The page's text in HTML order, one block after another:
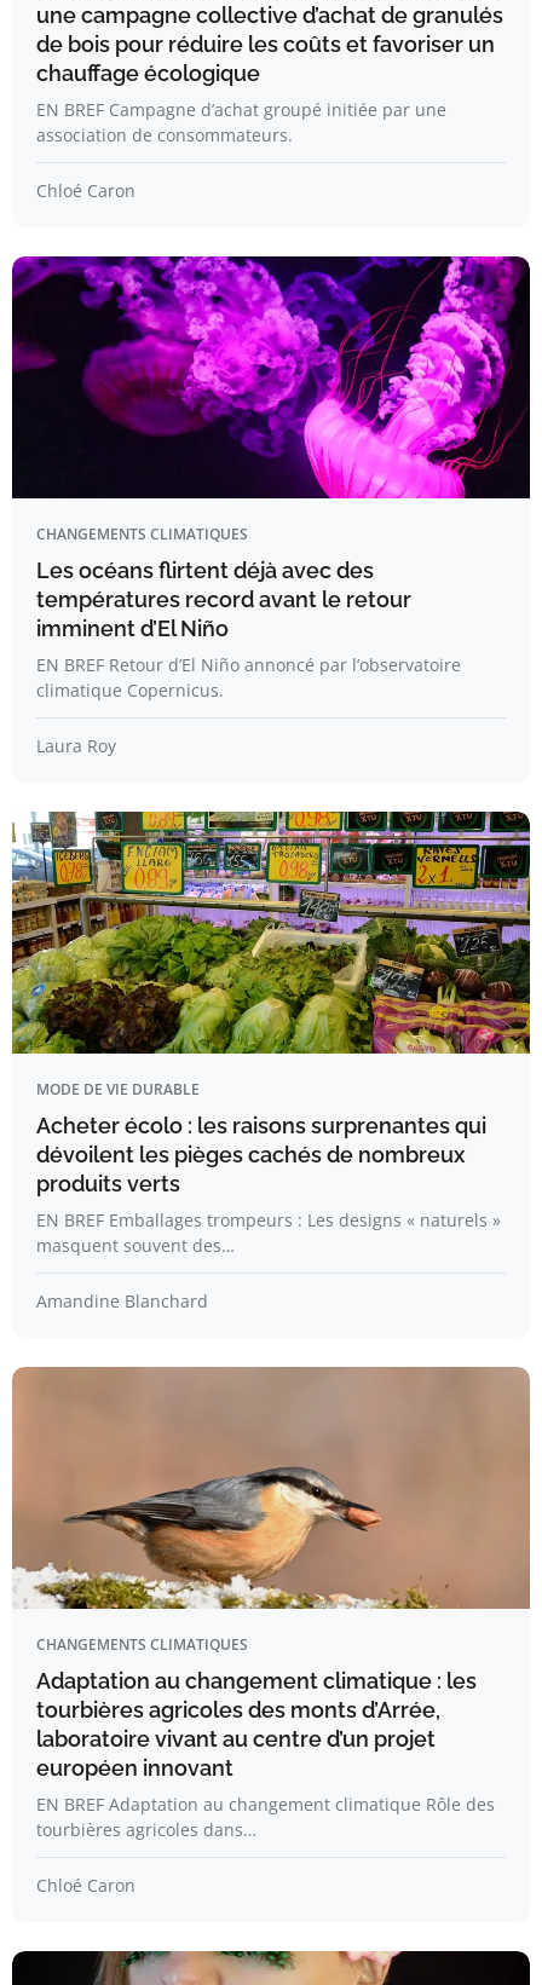
une campagne collective d’achat de granulés
de bois pour réduire les coûts et favoriser un
chauffage écologique
EN BREF Campagne d’achat groupé initiée par une
association de consommateurs.
Chloé Caron
CHANGEMENTS CLIMATIQUES
Les océans flirtent déjà avec des
températures record avant le retour
imminent d’El Niño
EN BREF Retour d’El Niño annoncé par l’observatoire
climatique Copernicus.
Laura Roy
MODE DE VIE DURABLE
Acheter écolo : les raisons surprenantes qui
dévoilent les pièges cachés de nombreux
produits verts
EN BREF Emballages trompeurs : Les designs « naturels »
masquent souvent des…
Amandine Blanchard
CHANGEMENTS CLIMATIQUES
Adaptation au changement climatique : les
tourbières agricoles des monts d’Arrée,
laboratoire vivant au centre d’un projet
européen innovant
EN BREF Adaptation au changement climatique Rôle des
tourbières agricoles dans…
Chloé Caron